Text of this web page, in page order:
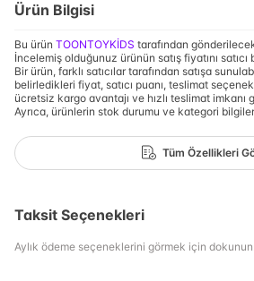
Ürün Bilgisi
Bu ürün TOONTOYKİDS tarafından
İncelemiş olduğunuz ürünün satış fiyatını
Bir ürün, farklı satıcılar tarafından satışa
belirledikleri fiyat, satıcı puanı, teslimat
ücretsiz kargo avantajı ve hızlı teslimat imkanı
Ayrıca, ürünlerin stok durumu ve kategori
Tüm Özellikleri
Taksit Seçenekleri
Aylık ödeme seçeneklerini görmek için dokunun.